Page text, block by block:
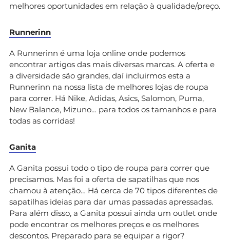
melhores oportunidades em relação à qualidade/preço.
Runnerinn
A Runnerinn é uma loja online onde podemos
encontrar artigos das mais diversas marcas. A oferta e
a diversidade são grandes, daí incluirmos esta a
Runnerinn na nossa lista de melhores lojas de roupa
para correr. Há Nike, Adidas, Asics, Salomon, Puma,
New Balance, Mizuno… para todos os tamanhos e para
todas as corridas!
Ganita
A Ganita possui todo o tipo de roupa para correr que
precisamos. Mas foi a oferta de sapatilhas que nos
chamou à atenção… Há cerca de 70 tipos diferentes de
sapatilhas ideias para dar umas passadas apressadas.
Para além disso, a Ganita possui ainda um outlet onde
pode encontrar os melhores preços e os melhores
descontos. Preparado para se equipar a rigor?